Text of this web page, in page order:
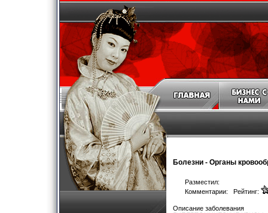
Болезни - Органы
Разместил:
Комментарии: Рейтинг:
Описание заболевания